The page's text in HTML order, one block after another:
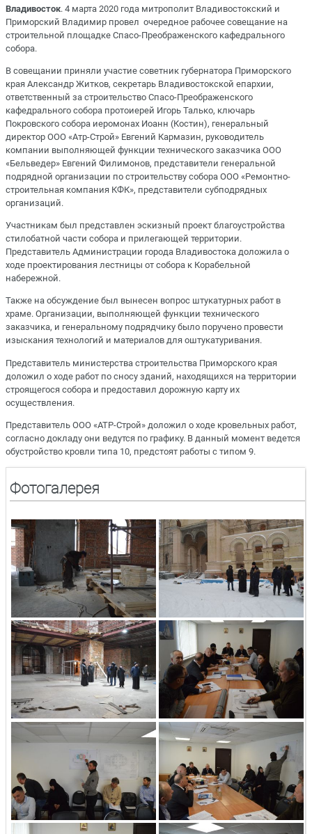
Владивосток. 4 марта 2020 года митрополит Владивостокский и
Приморский Владимир провел очередное рабочее совещание на
строительной площадке Спасо-Преображенского кафедрального
собора.
В совещании приняли участие советник губернатора Приморского
края Александр Житков, секретарь Владивостокской епархии,
ответственный за строительство Спасо-Преображенского
кафедрального собора протоиерей Игорь Талько, ключарь
Покровского собора иеромонах Иоанн (Костин), генеральный
директор ООО «Атр-Строй» Евгений Кармазин, руководитель
компании выполняющей функции технического заказчика ООО
«Бельведер» Евгений Филимонов, представители генеральной
подрядной организации по строительству собора ООО «Ремонтно-
строительная компания КФК», представители субподрядных
организаций.
Участникам был представлен эскизный проект благоустройства
стилобатной части собора и прилегающей территории.
Представитель Администрации города Владивостока доложила о
ходе проектирования лестницы от собора к Корабельной
набережной.
Также на обсуждение был вынесен вопрос штукатурных работ в
храме. Организации, выполняющей функции технического
заказчика, и генеральному подрядчику было поручено провести
изыскания технологий и материалов для оштукатуривания.
Представитель министерства строительства Приморского края
доложил о ходе работ по сносу зданий, находящихся на территории
строящегося собора и предоставил дорожную карту их
осуществления.
Представитель ООО «АТР-Строй» доложил о ходе кровельных работ,
согласно докладу они ведутся по графику. В данный момент ведется
обустройство кровли типа 10, предстоят работы с типом 9.
Фотогалерея